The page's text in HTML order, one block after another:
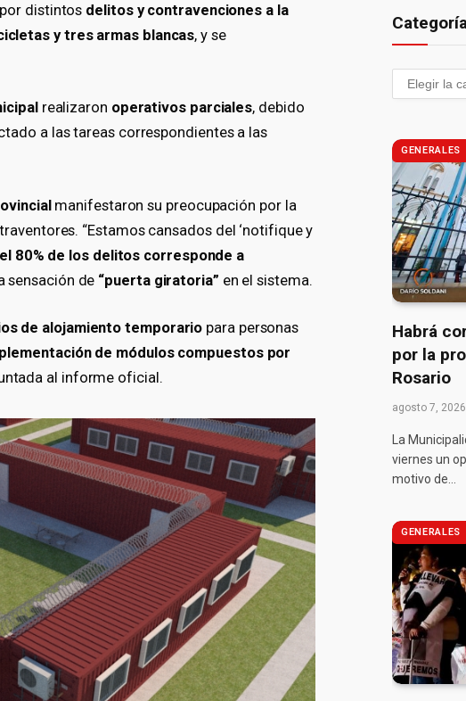
distintos delitos y contravenciones a la
y tres armas blancas, y se
realizaron operativos parciales, debido
a las tareas correspondientes a las
manifestaron su preocupación por la
“Estamos cansados del ‘notifique y
el 80% de los delitos corresponde a
sensación de “puerta giratoria” en el sistema.
de alojamiento temporario para personas
de módulos compuestos por
al informe oficial.
GENERALES
Habrá
por la
Rosario
agosto 7, 2026
La
viernes un
motivo de…
GENERALES